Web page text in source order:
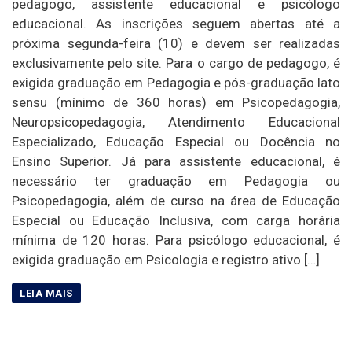
pedagogo, assistente educacional e psicólogo
educacional. As inscrições seguem abertas até a
próxima segunda-feira (10) e devem ser realizadas
exclusivamente pelo site. Para o cargo de pedagogo, é
exigida graduação em Pedagogia e pós-graduação lato
sensu (mínimo de 360 horas) em Psicopedagogia,
Neuropsicopedagogia, Atendimento Educacional
Especializado, Educação Especial ou Docência no
Ensino Superior. Já para assistente educacional, é
necessário ter graduação em Pedagogia ou
Psicopedagogia, além de curso na área de Educação
Especial ou Educação Inclusiva, com carga horária
mínima de 120 horas. Para psicólogo educacional, é
exigida graduação em Psicologia e registro ativo […]